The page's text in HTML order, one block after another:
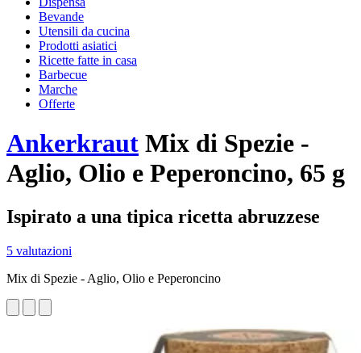
Bevande
Utensili da cucina
Prodotti asiatici
Ricette fatte in casa
Barbecue
Marche
Offerte
Ankerkraut Mix di Spezie -
Aglio, Olio e Peperoncino, 65 g
Ispirato a una tipica ricetta abruzzese
5 valutazioni
Mix di Spezie - Aglio, Olio e Peperoncino